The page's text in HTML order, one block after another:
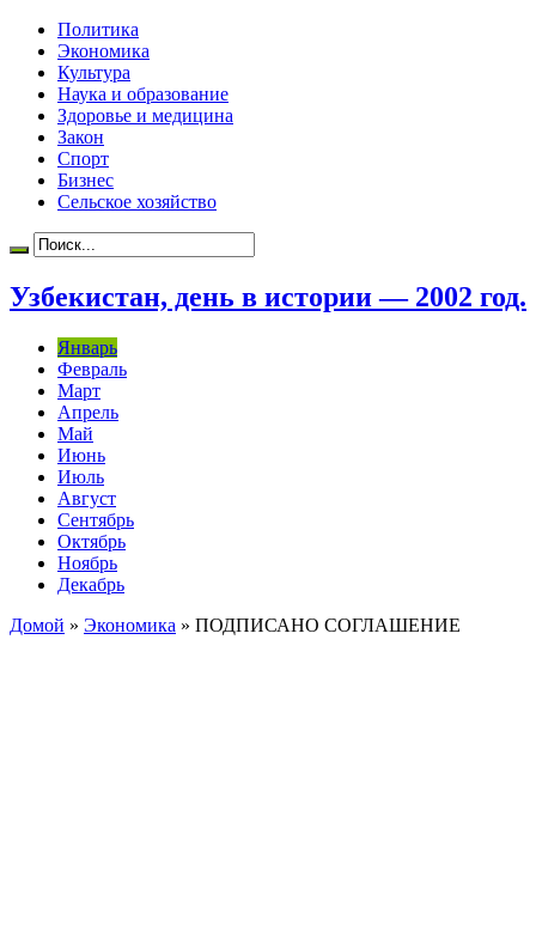
Политика
Экономика
Культура
Наука и образование
Здоровье и медицина
Закон
Спорт
Бизнес
Сельское хозяйство
Узбекистан, день в истории — 2002 год.
Январь
Февраль
Март
Апрель
Май
Июнь
Июль
Август
Сентябрь
Октябрь
Ноябрь
Декабрь
Домой » Экономика » ПОДПИСАНО СОГЛАШЕНИЕ